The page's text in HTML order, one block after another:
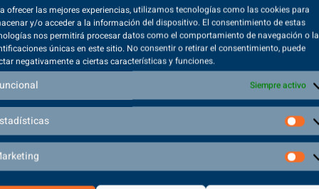
ofrecer las mejores experiencias, utilizamos tecnologías como las cookies para
y/o acceder a la información del dispositivo. El consentimiento de estas
nos permitirá procesar datos como el comportamiento de navegación o
únicas en este sitio. No consentir o retirar el consentimiento, puede
negativamente a ciertas características y funciones.
Siempre activo
información sobre protección de datos
número es el siguiente 2, 4, 6...?